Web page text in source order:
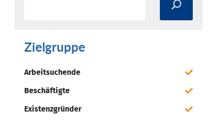
Zielgruppe
Arbeitsuchende
Beschäftigte
Existenzgründer